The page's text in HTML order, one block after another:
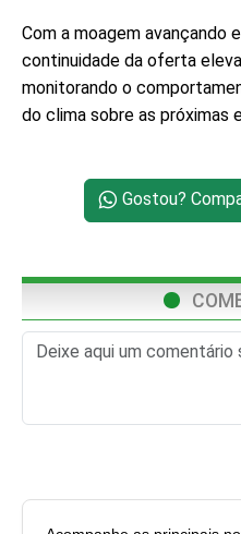
Com a moagem avançando
continuidade da oferta
monitorando o
do clima sobre as próximas
Gostou?